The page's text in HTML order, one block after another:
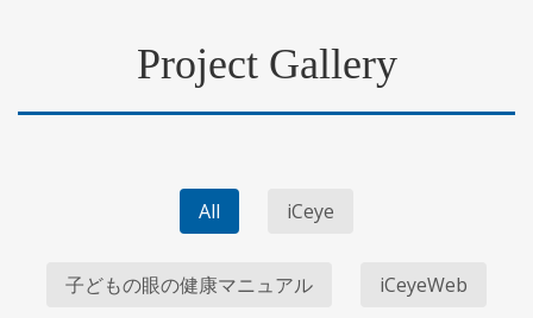
Project Gallery
All iCeye
子どもの眼の健康マニュアル iCeyeWeb